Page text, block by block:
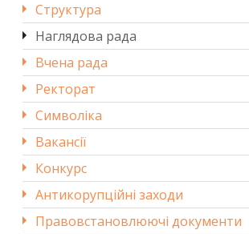
Структура
Наглядова рада
Вчена рада
Ректорат
Символіка
Вакансії
Конкурс
Антикорупційні заходи
Правовстановлюючі документи